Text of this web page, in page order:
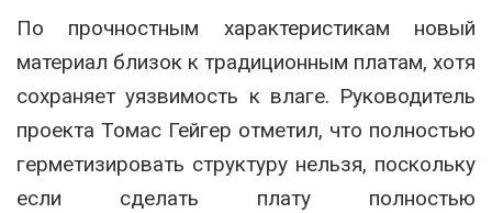
По прочностным характеристикам новый
материал близок к традиционным платам, хотя
сохраняет уязвимость к влаге. Руководитель
проекта Томас Гейгер отметил, что полностью
герметизировать структуру нельзя, поскольку
если сделать плату полностью